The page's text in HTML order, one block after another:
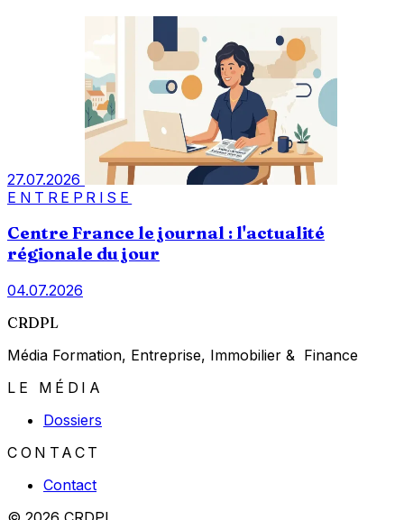
27.07.2026
ENTREPRISE
Centre France le journal : l'actualité
régionale du jour
04.07.2026
CRDPL
Média Formation, Entreprise, Immobilier & Finance
LE MÉDIA
Dossiers
CONTACT
Contact